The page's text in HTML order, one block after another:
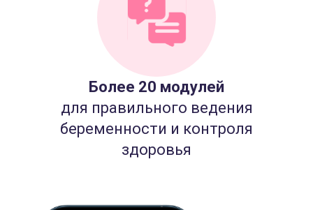
Более 20 модулей
для правильного ведения
беременности и контроля
здоровья